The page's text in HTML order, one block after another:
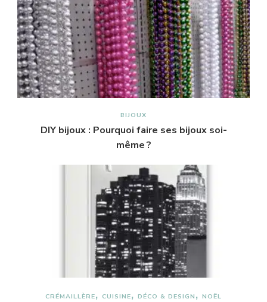
BIJOUX
DIY bijoux : Pourquoi faire ses bijoux soi-
même ?
CRÉMAILLÈRE CUISINE DÉCO & DESIGN NOËL